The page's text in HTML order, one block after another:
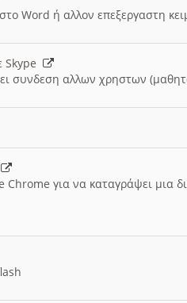
Word ή αλλον επεξεργαστη
Skype
συνδεση αλλων χρηστων
για να καταγράψει μια